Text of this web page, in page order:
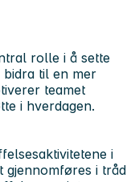
rolle i å sette
til en mer
teamet
i hverdagen.
i
gjennomføres i tråd